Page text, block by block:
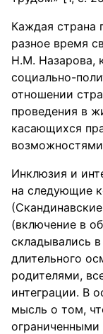
Каждая страна
разное время
Н.М. Назарова,
социально-
отношении
проведения в
касающихся
Инклюзия и
на следующие
(включение в
складывались
длительного
родителями,
интеграции. В
мысль о том,